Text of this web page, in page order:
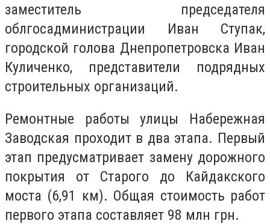
заместитель председателя
облгосадминистрации Иван Ступак,
городской голова Днепропетровска Иван
Куличенко, представители подрядных
строительных организаций.
Ремонтные работы улицы Набережная
Заводская проходит в два этапа. Первый
этап предусматривает замену дорожного
покрытия от Старого до Кайдакского
моста (6,91 км). Общая стоимость работ
первого этапа составляет 98 млн грн.